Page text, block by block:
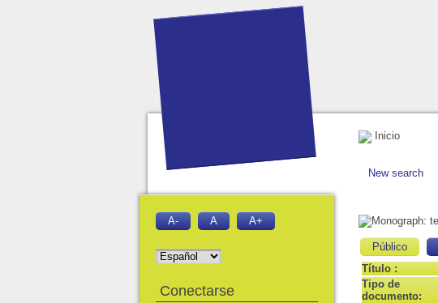
Inicio
New search
Público
Título :
Tipo de
documento:
A- A A+
Conectarse